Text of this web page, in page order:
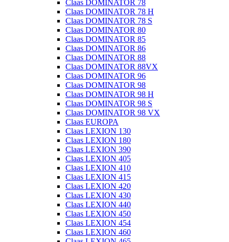
Claas DOMINATOR 78
Claas DOMINATOR 78 H
Claas DOMINATOR 78 S
Claas DOMINATOR 80
Claas DOMINATOR 85
Claas DOMINATOR 86
Claas DOMINATOR 88
Claas DOMINATOR 88VX
Claas DOMINATOR 96
Claas DOMINATOR 98
Claas DOMINATOR 98 H
Claas DOMINATOR 98 S
Claas DOMINATOR 98 VX
Claas EUROPA
Claas LEXION 130
Claas LEXION 180
Claas LEXION 390
Claas LEXION 405
Claas LEXION 410
Claas LEXION 415
Claas LEXION 420
Claas LEXION 430
Claas LEXION 440
Claas LEXION 450
Claas LEXION 454
Claas LEXION 460